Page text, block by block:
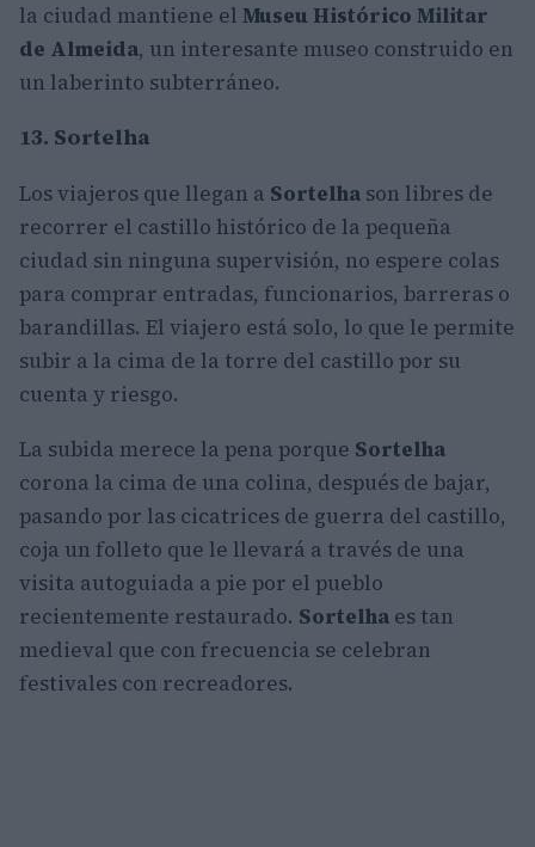
la ciudad mantiene el Museu Histórico Militar
de Almeida, un interesante museo construido en
un laberinto subterráneo.
13. Sortelha
Los viajeros que llegan a Sortelha son libres de
recorrer el castillo histórico de la pequeña
ciudad sin ninguna supervisión, no espere colas
para comprar entradas, funcionarios, barreras o
barandillas. El viajero está solo, lo que le permite
subir a la cima de la torre del castillo por su
cuenta y riesgo.
La subida merece la pena porque Sortelha
corona la cima de una colina, después de bajar,
pasando por las cicatrices de guerra del castillo,
coja un folleto que le llevará a través de una
visita autoguiada a pie por el pueblo
recientemente restaurado. Sortelha es tan
medieval que con frecuencia se celebran
festivales con recreadores.